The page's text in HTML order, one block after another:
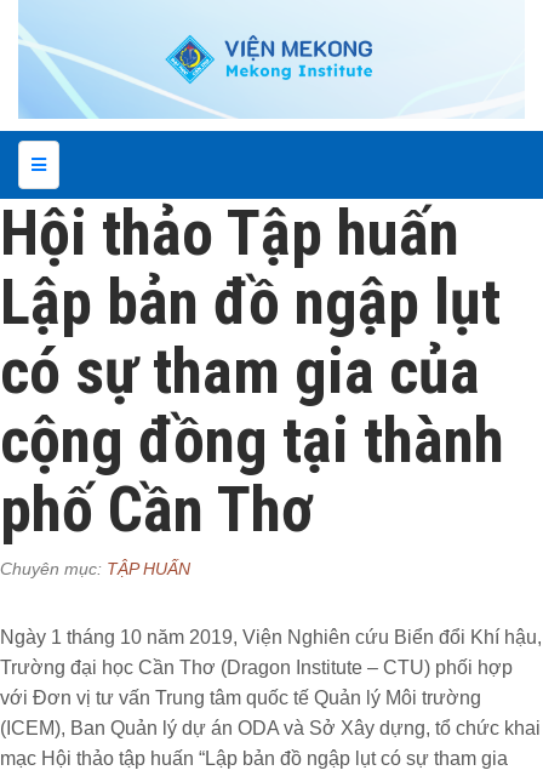
Hội thảo Tập huấn
Lập bản đồ ngập lụt
có sự tham gia của
cộng đồng tại thành
phố Cần Thơ
Chuyên mục: TẬP HUẤN
Ngày 1 tháng 10 năm 2019, Viện Nghiên cứu Biển đổi Khí hậu,
Trường đại học Cần Thơ (Dragon Institute – CTU) phối hợp
với Đơn vị tư vấn Trung tâm quốc tế Quản lý Môi trường
(ICEM), Ban Quản lý dự án ODA và Sở Xây dựng, tổ chức khai
mạc Hội thảo tập huấn “Lập bản đồ ngập lụt có sự tham gia